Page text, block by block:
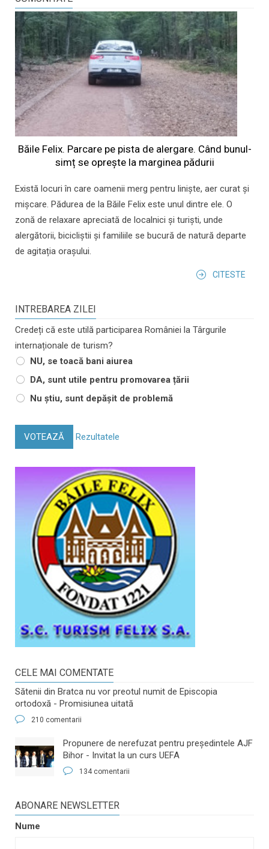
Băile Felix. Parcare pe pista de alergare. Când bunul-
simț se oprește la marginea pădurii
Există locuri în care oamenii merg pentru liniște, aer curat și
mișcare. Pădurea de la Băile Felix este unul dintre ele. O
zonă de relaxare apreciată de localnici și turiști, unde
alergătorii, bicicliștii și familiile se bucură de natură departe
de agitația orașului.
CITESTE
INTREBAREA ZILEI
Credeți că este utilă participarea României la Târgurile
internaționale de turism?
NU, se toacă bani aiurea
DA, sunt utile pentru promovarea țării
Nu știu, sunt depășit de problemă
VOTEAZĂ Rezultatele
CELE MAI COMENTATE
Sătenii din Bratca nu vor preotul numit de Episcopia
ortodoxă - Promisiunea uitată
210 comentarii
​Propunere de nerefuzat pentru preşedintele AJF
Bihor - Invitat la un curs UEFA
134 comentarii
ABONARE NEWSLETTER
Nume